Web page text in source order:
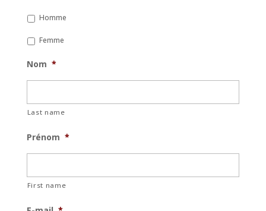
Homme
Femme
Nom *
Last name
Prénom *
First name